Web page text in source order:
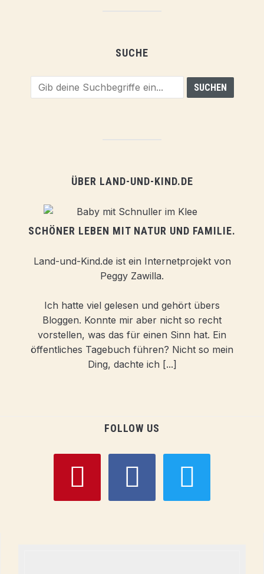
SUCHE
ÜBER LAND-UND-KIND.DE
SCHÖNER LEBEN MIT NATUR UND FAMILIE.
Land-und-Kind.de ist ein Internetprojekt von
Peggy Zawilla.
Ich hatte viel gelesen und gehört übers
Bloggen. Konnte mir aber nicht so recht
vorstellen, was das für einen Sinn hat. Ein
öffentliches Tagebuch führen? Nicht so mein
Ding, dachte ich [...]
FOLLOW US